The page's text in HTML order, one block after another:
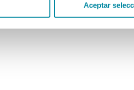
Aceptar